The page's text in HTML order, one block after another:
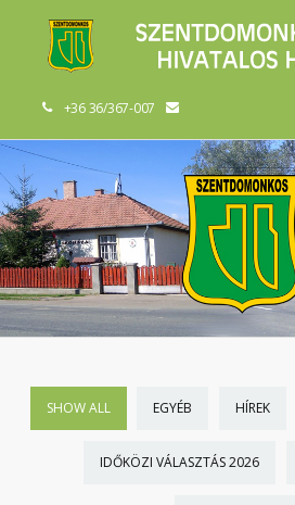
+36 36/367-007
SHOW ALL EGYÉB HÍREK
IDŐKÖZI VÁLASZTÁS 2026